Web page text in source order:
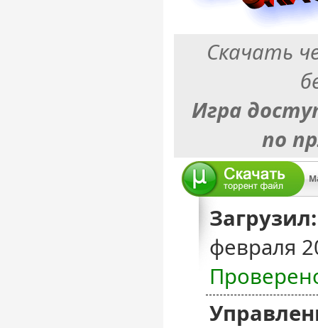
Скачать
Игра
по
Загрузил:
февраля